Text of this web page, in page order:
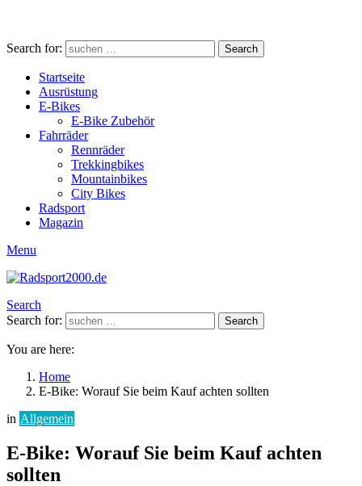
Search for: Search
Startseite
Ausrüstung
E-Bikes
E-Bike Zubehör
Fahrräder
Rennräder
Trekkingbikes
Mountainbikes
City Bikes
Radsport
Magazin
Menu
Search
Search for:
Search
You are here:
Home
E-Bike: Worauf Sie beim Kauf achten sollten
in Allgemein
E-Bike: Worauf Sie beim Kauf achten
sollten